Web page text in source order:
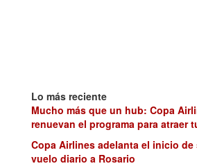
Lo más reciente
Mucho más que un hub: Copa
renuevan el programa para atraer
Copa Airlines adelanta el inicio
vuelo diario a Rosario